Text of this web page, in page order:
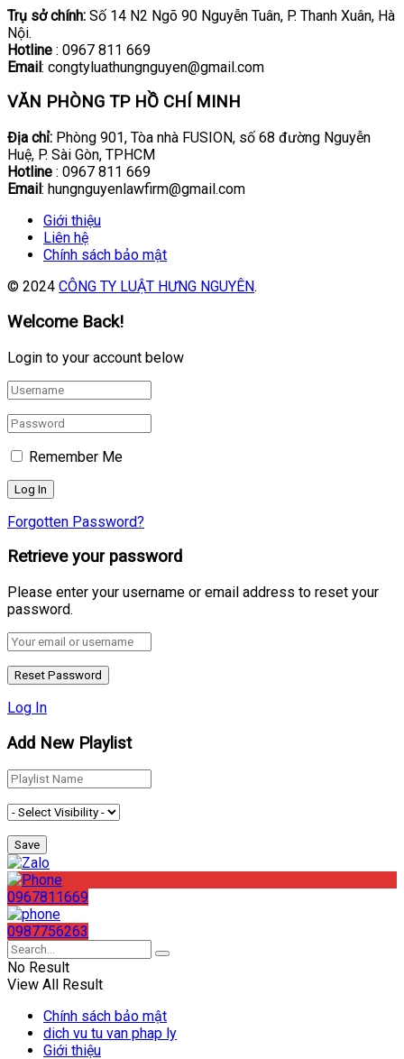
Trụ sở chính: Số 14 N2 Ngõ 90 Nguyễn Tuân, P. Thanh Xuân, Hà
Nội.
Hotline : 0967 811 669
Email: congtyluathungnguyen@gmail.com
VĂN PHÒNG TP HỒ CHÍ MINH
Địa chỉ: Phòng 901, Tòa nhà FUSION, số 68 đường Nguyễn
Huệ, P. Sài Gòn, TPHCM
Hotline : 0967 811 669
Email: hungnguyenlawfirm@gmail.com
Giới thiệu
Liên hệ
Chính sách bảo mật
© 2024 CÔNG TY LUẬT HƯNG NGUYÊN.
Welcome Back!
Login to your account below
Remember Me
Forgotten Password?
Retrieve your password
Please enter your username or email address to reset your
password.
Log In
Add New Playlist
0967811669
0987756263
No Result
View All Result
Chính sách bảo mật
dich vu tu van phap ly
Giới thiệu